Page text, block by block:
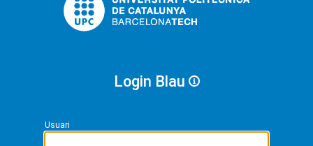
Login Blau
Usuari